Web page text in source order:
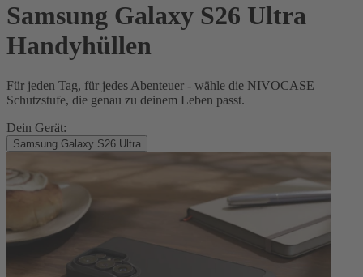
Samsung Galaxy S26 Ultra
Handyhüllen
Für jeden Tag, für jedes Abenteuer - wähle die NIVOCASE
Schutzstufe, die genau zu deinem Leben passt.
Dein Gerät:
Samsung Galaxy S26 Ultra